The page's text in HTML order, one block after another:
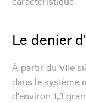
caractéristique.
Le denier
À partir du VIIe
dans le système
d'environ 1,3